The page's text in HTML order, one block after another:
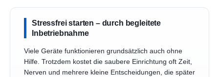
Stressfrei starten – durch begleitete
Inbetriebnahme
Viele Geräte funktionieren grundsätzlich auch ohne
Hilfe. Trotzdem kostet die saubere Einrichtung oft Zeit,
Nerven und mehrere kleine Entscheidungen, die später